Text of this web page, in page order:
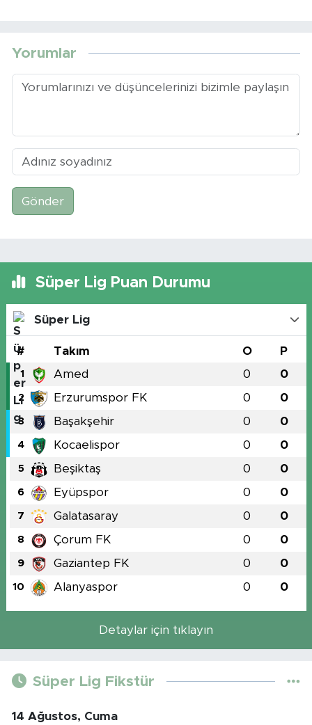
Yorumlar
Gönder
Süper Lig Puan Durumu
Süper Lig
# Takım O P
1 Amed 0 0
2 Erzurumspor FK 0 0
3 Başakşehir 0 0
4 Kocaelispor 0 0
5 Beşiktaş 0 0
6 Eyüpspor 0 0
7 Galatasaray 0 0
8 Çorum FK 0 0
9 Gaziantep FK 0 0
10 Alanyaspor 0 0
Detaylar için tıklayın
Süper Lig Fikstür
14 Ağustos, Cuma